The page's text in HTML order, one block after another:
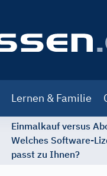
Lernen & Familie
Einmalkauf versus
Welches Software-
passt zu Ihnen?